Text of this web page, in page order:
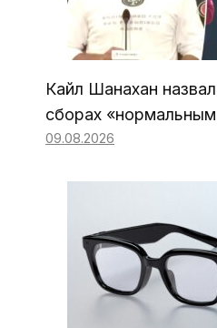
Кайл Шанахан
сборах
09.08.2026